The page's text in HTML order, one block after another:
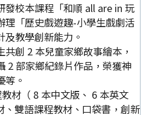
發校本課程「和順 all are in 玩
理「歷史戲遊趣-小學生戲劇活
教學創新能力。
創 2 本兒童家鄉故事繪本，
2 部家鄉紀錄片作品，榮獲神
等。
材（ 8 本中文版、 6 本英文
雙語課程教材、口袋書，創新